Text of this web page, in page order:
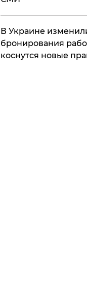
В Украине
бронирования
коснутся новые